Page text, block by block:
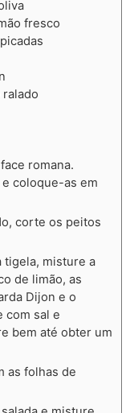
fresco
romana.
coloque-as em
corte os peitos
tigela, misture a
de limão, as
Dijon e o
com sal e
bem até obter um
as folhas de